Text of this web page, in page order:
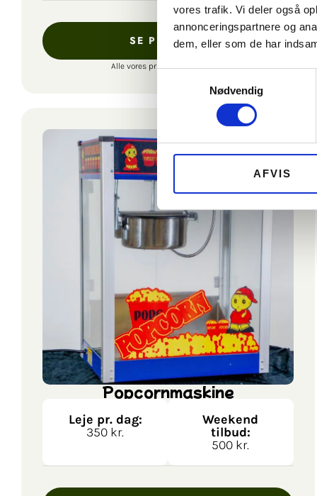
vores trafik. Vi deler også
annonceringspartnere og
dem, eller som de har
Nødvendig
AFVIS
SE PRODUKT
Alle vores priser er inkl. moms.
Popcornmaskine
Leje pr. dag:
350 kr.
Weekend
tilbud:
500 kr.